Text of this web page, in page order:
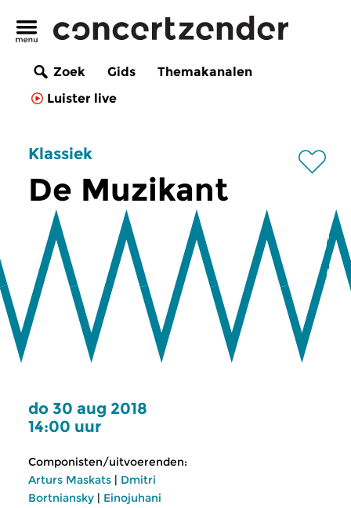
Zoek Gids
Themakanalen
Luister live
Klassiek
De Muzikant
do 30 aug 2018
14:00 uur
Componisten/uitvoerenden:
Arturs Maskats | Dmitri
Bortniansky | Einojuhani